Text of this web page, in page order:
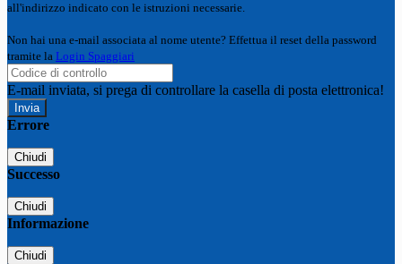
all'indirizzo indicato con le istruzioni necessarie.
Non hai una e-mail associata al nome utente? Effettua il reset della password
tramite la Login Spaggiari
E-mail inviata, si prega di controllare la casella di posta elettronica!
Errore
Chiudi
Successo
Chiudi
Informazione
Chiudi